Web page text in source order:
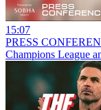
15:07
PRESS
Champions League